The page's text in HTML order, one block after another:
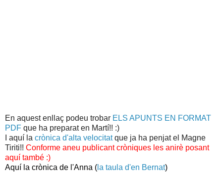
En aquest enllaç podeu trobar ELS APUNTS EN FORMAT
PDF que ha preparat en Martí!! :)
I aquí la crònica d'alta velocitatque ja ha penjat el Magne
Tiriti!! Conforme aneu publicant cròniques les anirè posant
aquí també :)
Aquí la crònica de l'Anna ( la taula d'en Bernat)